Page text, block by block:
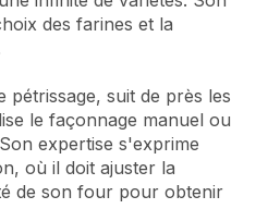
des farines et la
pétrissage, suit de près les
le façonnage manuel ou
expertise s'exprime
où il doit ajuster la
de son four pour obtenir